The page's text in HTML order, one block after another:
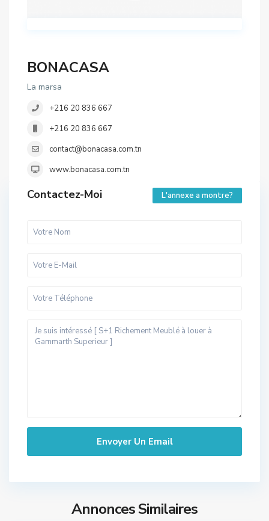
BONACASA
La marsa
+216 20 836 667
+216 20 836 667
contact@bonacasa.com.tn
www.bonacasa.com.tn
Contactez-Moi L'annexe a montre?
Annonces Similaires